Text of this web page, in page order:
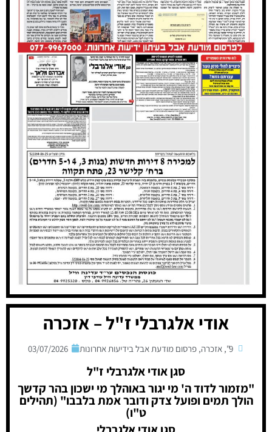
אודי אלגרבלי ז"ל – אזכרה
9"
,אזכרה,פרסום מודעת אבל בידיעות אחרונות 03/07/2026
סגן אודי אלגרבלי ז"ל
"מזמור לדוד ה' מי יגור באוהלך מי ישכון בהר קדשך
הולך תמים ופועל צדק ודובר אמת בלבבו" (תהילים
ט"ו)